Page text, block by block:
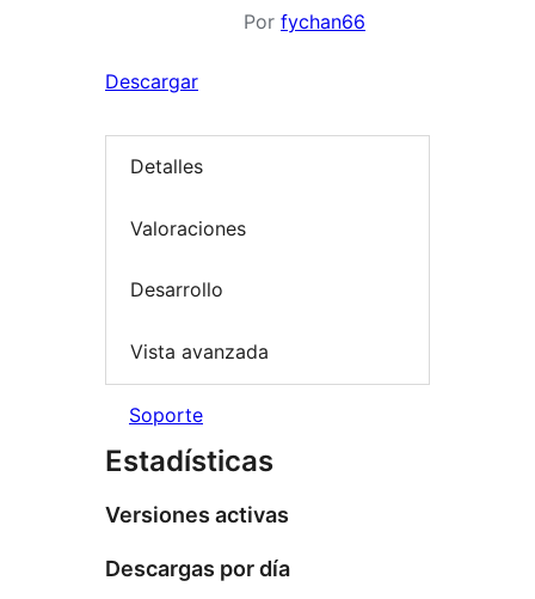
Por fychan66
Descargar
Detalles
Valoraciones
Desarrollo
Vista avanzada
Soporte
Estadísticas
Versiones activas
Descargas por día